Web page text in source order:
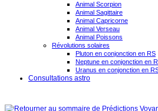
Animal Scorpion
Animal Sagittaire
Animal Capricorne
Animal Verseau
Animal Poissons
Révolutions solaires
Pluton en conjonction en RS
Neptune en conjonction en
Uranus en conjonction en
Consultations astro